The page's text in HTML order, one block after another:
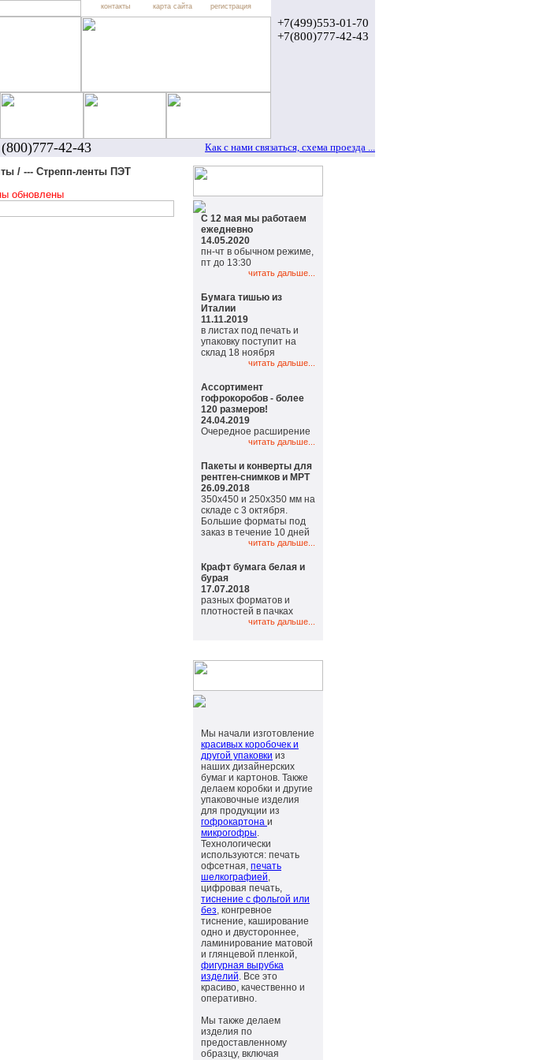
контакты карта сайта регистрация
+7(499)553-01-70
+7(800)777-42-43
42-43 Как с нами связаться, схема проезда ...
/ --- Стрепп-ленты ПЭТ
обновлены
С 12 мая мы работаем
ежедневно
14.05.2020
пн-чт в обычном режиме,
пт до 13:30
читать дальше...
Бумага тишью из
Италии
11.11.2019
в листах под печать и
упаковку поступит на
склад 18 ноября
читать дальше...
Ассортимент
гофрокоробов - более
120 размеров!
24.04.2019
Очередное расширение
читать дальше...
Пакеты и конверты для
рентген-снимков и МРТ
26.09.2018
350х450 и 250х350 мм на
складе с 3 октября.
Большие форматы под
заказ в течение 10 дней
читать дальше...
Крафт бумага белая и
бурая
17.07.2018
разных форматов и
плотностей в пачках
читать дальше...
Мы начали изготовление
красивых коробочек и
другой упаковки из
наших дизайнерских
бумаг и картонов. Также
делаем коробки и другие
упаковочные изделия
для продукции из
гофрокартона и
микрогофры.
Технологически
используются: печать
офсетная, печать
шелкографией,
цифровая печать,
тиснение с фольгой или
без, конгревное
тиснение, каширование
одно и двустороннее,
ламинирование матовой
и глянцевой пленкой,
фигурная вырубка
изделий. Все это
красиво, качественно и
оперативно.
Мы также делаем
изделия по
предоставленному
образцу, включая